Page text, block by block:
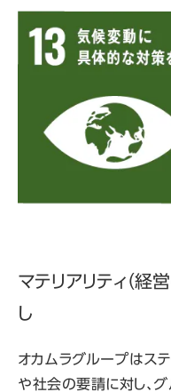
マテリアリティ（経
し
オカムラグループはス
や社会の要請に対し、